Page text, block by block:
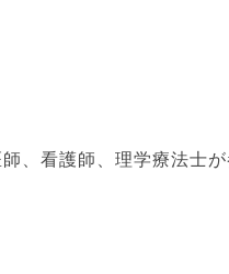
、看護師、理学療法士